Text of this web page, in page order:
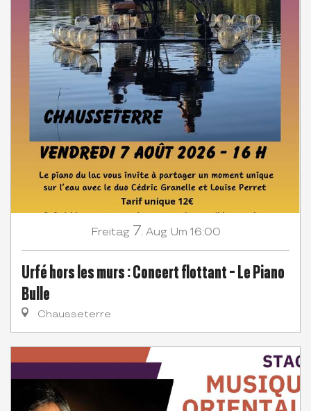
Freitag 7. Aug Um 16:00
Urfé hors les murs : Concert flottant - Le Piano
Bulle
Chausseterre